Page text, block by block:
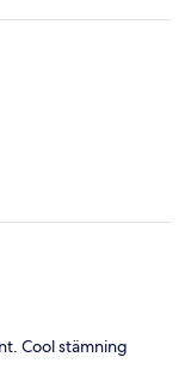
Cool stämning